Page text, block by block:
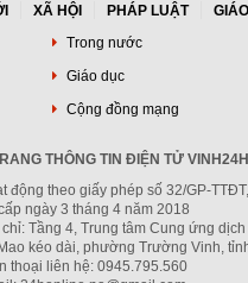
XÃ HỘI PHÁP LUẬT
Trong nước
Giáo dục
Cộng đồng mạng
THÔNG TIN ĐIỆN TỬ
động theo giấy phép số 32/GP-
ngày 3 tháng 4 năm 2018
Tầng 4, Trung tâm Cung ứng
kéo dài, phường Trường Vinh,
thoại liên hệ: 0945.795.560